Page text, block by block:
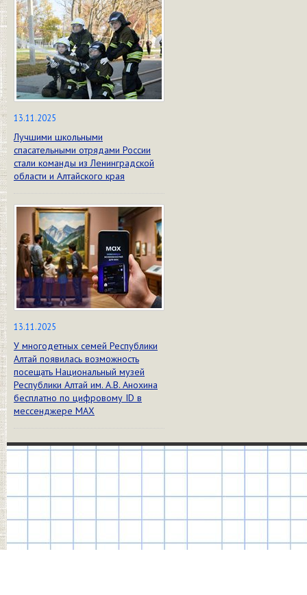
13.11.2025
Лучшими школьными
спасательными отрядами России
стали команды из Ленинградской
области и Алтайского края
13.11.2025
У многодетных семей Республики
Алтай появилась возможность
посещать Национальный музей
Республики Алтай им. А.В. Анохина
бесплатно по цифровому ID в
мессенджере МАХ